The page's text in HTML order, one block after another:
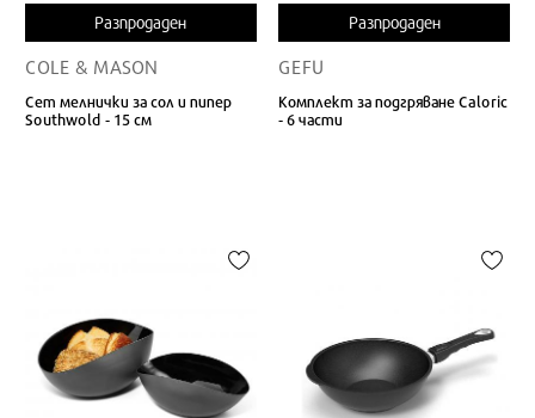
Разпродаден
COLE & MASON
Сет мелнички за сол и пипер
Southwold - 15 см
Разпродаден
GEFU
Комплект за подгряване Caloric
- 6 части